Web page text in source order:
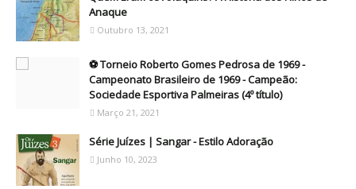
Anaque
Outubro 13, 2021
⚽ Torneio Roberto Gomes Pedrosa de 1969 -
Campeonato Brasileiro de 1969 - Campeão:
Sociedade Esportiva Palmeiras (4º título)
Março 21, 2021
Série Juízes | Sangar - Estilo Adoração
Junho 10, 2023